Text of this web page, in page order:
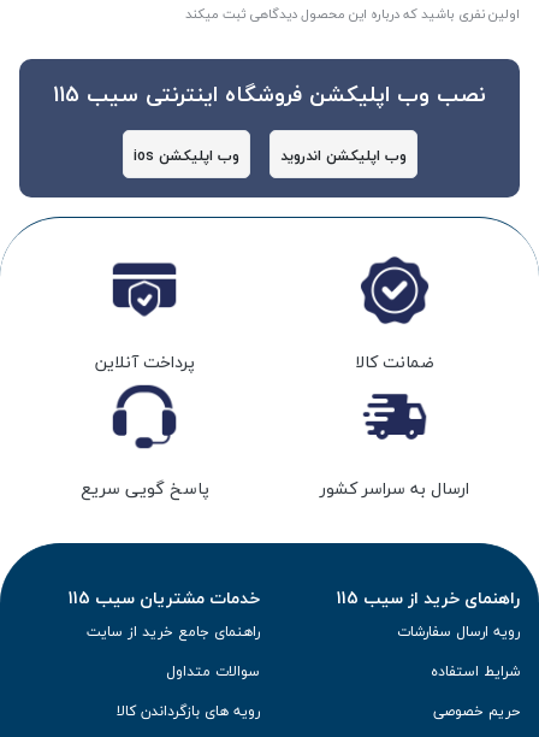
اولین نفری باشید که درباره این محصول دیدگاهی ثبت میکند
نصب وب اپلیکشن فروشگاه اینترنتی سیب 115
وب اپلیکشن اندروید وب اپلیکشن ios
ضمانت کالا پرداخت آنلاین
ارسال به سراسر کشور پاسخ گویی سریع
راهنمای خرید از سیب 115
رویه ارسال سفارشات
شرایط استفاده
حریم خصوصی
خدمات مشتریان سیب 115
راهنمای جامع خرید از سایت
سوالات متداول
رویه های بازگرداندن کالا